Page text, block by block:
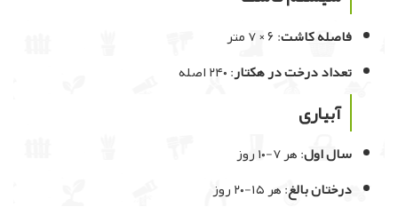
فاصله کاشت: ۶ × ۷ متر
تعداد درخت در هکتار: ۲۴۰ اصله
آبیاری
سال اول: هر ۷-۱۰ روز
درختان بالغ: هر ۱۵-۲۰ روز